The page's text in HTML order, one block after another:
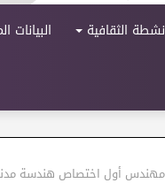
الثقافية البيانات
مهندس أول اختصاص هندسة